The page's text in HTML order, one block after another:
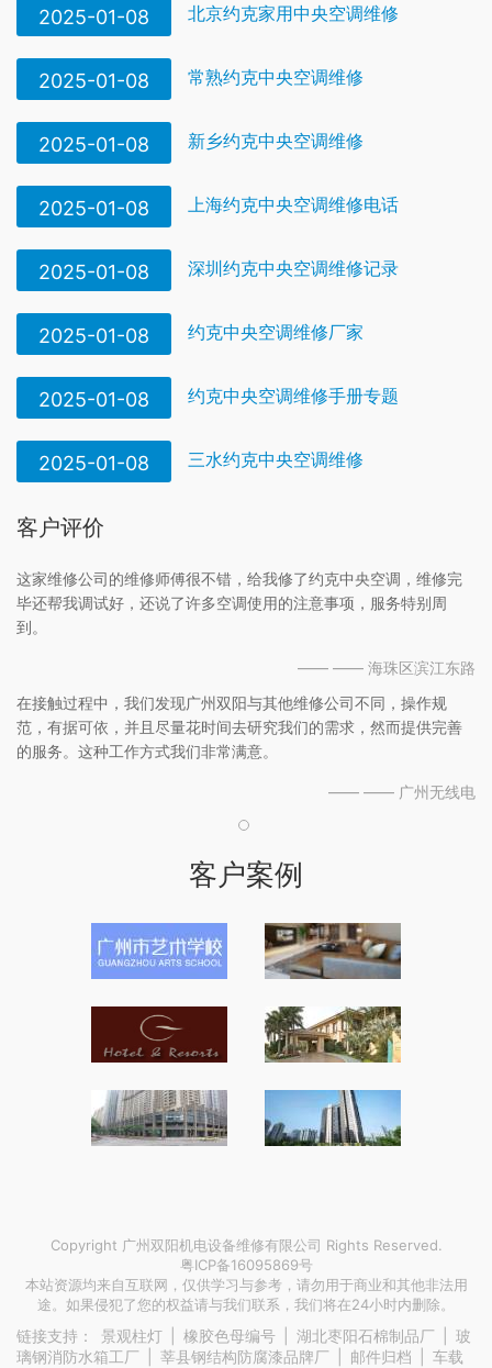
2025-01-08 北京约克家用中央空调维修
2025-01-08 常熟约克中央空调维修
2025-01-08 新乡约克中央空调维修
2025-01-08 上海约克中央空调维修电话
2025-01-08 深圳约克中央空调维修记录
2025-01-08 约克中央空调维修厂家
2025-01-08 约克中央空调维修手册专题
2025-01-08 三水约克中央空调维修
客户评价
这家维修公司的维修师傅很不错，给我修了约克中央空调，维修完
毕还帮我调试好，还说了许多空调使用的注意事项，服务特别周
到。
—— —— 海珠区滨江东路
在接触过程中，我们发现广州双阳与其他维修公司不同，操作规
范，有据可依，并且尽量花时间去研究我们的需求，然而提供完善
的服务。这种工作方式我们非常满意。
—— —— 广州无线电
客户案例
Copyright 广州双阳机电设备维修有限公司 Rights Reserved.
粤ICP备16095869号
本站资源均来自互联网，仅供学习与参考，请勿用于商业和其他非法用
途。如果侵犯了您的权益请与我们联系，我们将在24小时内删除。
链接支持： 景观柱灯 橡胶色母编号 湖北枣阳石棉制品厂
玻
璃钢消防水箱工厂
莘县钢结构防腐漆品牌厂 邮件归档 车载